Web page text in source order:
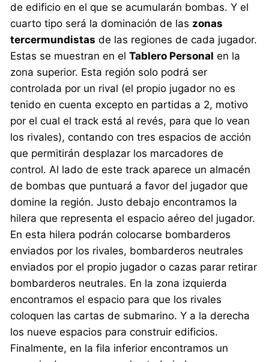
de edificio en el que se acumularán bombas. Y el
cuarto tipo será la dominación de las zonas
tercermundistas de las regiones de cada jugador.
Estas se muestran en elTablero Personal en la
zona superior. Esta región solo podrá ser
controlada por un rival (el propio jugador no es
tenido en cuenta excepto en partidas a 2, motivo
por el cual el track está al revés, para que lo vean
los rivales), contando con tres espacios de acción
que permitirán desplazar los marcadores de
control. Al lado de este track aparece un almacén
de bombas que puntuará a favor del jugador que
domine la región. Justo debajo encontramos la
hilera que representa el espacio aéreo del jugador.
En esta hilera podrán colocarse bombarderos
enviados por los rivales, bombarderos neutrales
enviados por el propio jugador o cazas parar retirar
bombarderos neutrales. En la zona izquierda
encontramos el espacio para que los rivales
coloquen las cartas de submarino. Y a la derecha
los nueve espacios para construir edificios.
Finalmente, en la fila inferior encontramos un